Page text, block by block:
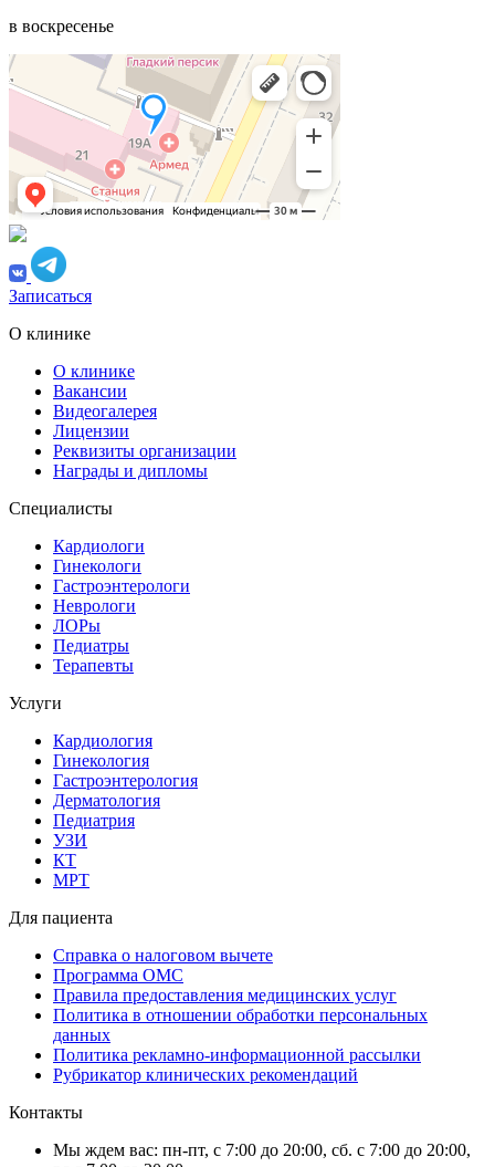
в воскресенье
Записаться
О клинике
О клинике
Вакансии
Видеогалерея
Лицензии
Реквизиты организации
Награды и дипломы
Специалисты
Кардиологи
Гинекологи
Гастроэнтерологи
Неврологи
ЛОРы
Педиатры
Терапевты
Услуги
Кардиология
Гинекология
Гастроэнтерология
Дерматология
Педиатрия
УЗИ
КТ
МРТ
Для пациента
Справка о налоговом вычете
Программа ОМС
Правила предоставления медицинских услуг
Политика в отношении обработки персональных
данных
Политика рекламно-информационной рассылки
Рубрикатор клинических рекомендаций
Контакты
Мы ждем вас: пн-пт, с 7:00 до 20:00, сб. с 7:00 до 20:00,